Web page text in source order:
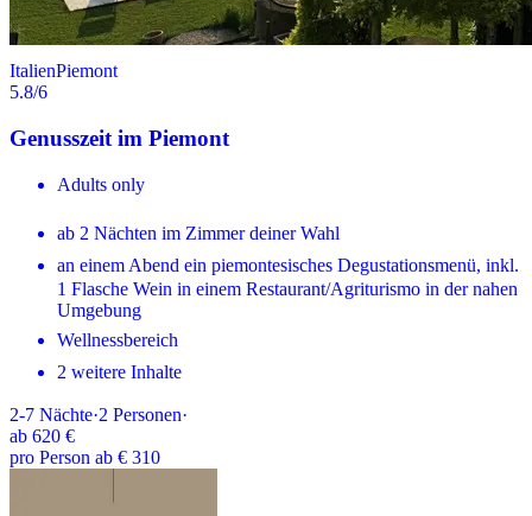
ItalienPiemont
5.8/6
Genusszeit im Piemont
Adults only
ab 2 Nächten im Zimmer deiner Wahl
an einem Abend ein piemontesisches Degustationsmenü, inkl.
1 Flasche Wein in einem Restaurant/Agriturismo in der nahen
Umgebung
Wellnessbereich
2 weitere Inhalte
2-7 Nächte·2 Personen·
ab 620 €
pro Person ab € 310